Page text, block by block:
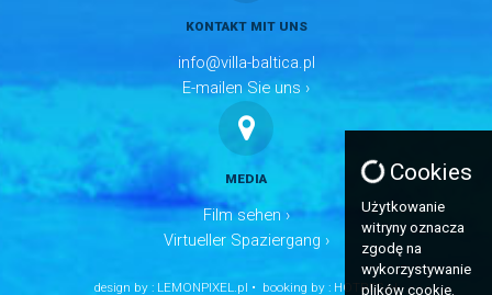
KONTAKT MIT UNS
info@villa-baltica.pl
E-mailen Sie uns ›
MEDIA
Film sehen ›
Virtueller Spaziergang ›
design by : LEMONPIXEL.pl • booking by : HOTRES.pl
Cookies
Użytkowanie
witryny oznacza
zgodę na
wykorzystywanie
plików cookie.